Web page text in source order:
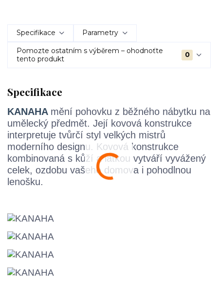
Specifikace Parametry
Pomozte ostatním s výběrem – ohodnoťte
tento produkt
0
Specifikace
KANAHA mění pohovku z běžného nábytku na
umělecký předmět. Její kovová konstrukce
interpretuje tvůrčí styl velkých mistrů
moderního designu. Kovová konstrukce
kombinovaná s kůží a látkou vytváří vyvážený
celek, ozdobu vašeho domova i pohodlnou
lenošku.